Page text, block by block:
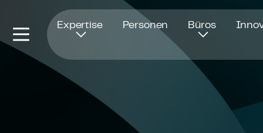
Expertise Personen Büros
Öffnet in einem neuen Fenster